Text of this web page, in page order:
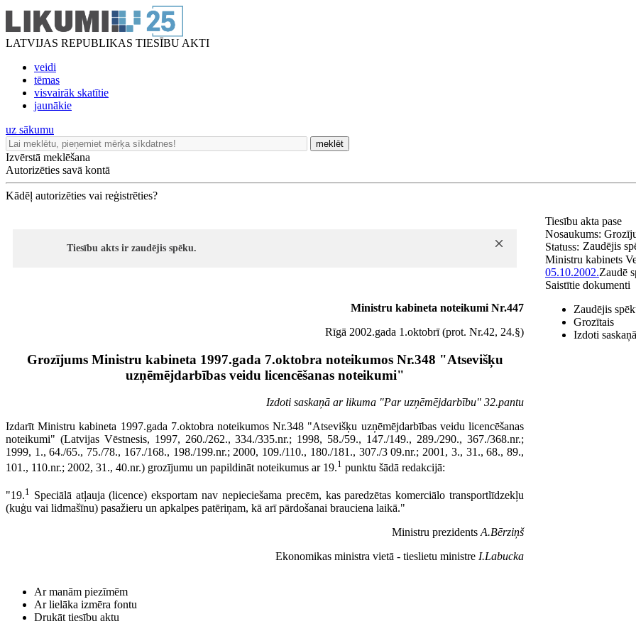
LATVIJAS REPUBLIKAS TIESĪBU AKTI
veidi
tēmas
visvairāk skatītie
jaunākie
uz sākumu
meklēt
Izvērstā meklēšana
Autorizēties savā kontā
Kādēļ autorizēties vai reģistrēties?
Tiesību akts ir zaudējis spēku.
Ministru kabineta noteikumi Nr.447
Rīgā 2002.gada 1.oktobrī (prot. Nr.42, 24.§)
Grozījums Ministru kabineta 1997.gada 7.oktobra noteikumos Nr.348 "Atsevišķu
uzņēmējdarbības veidu licencēšanas noteikumi"
Izdoti saskaņā ar likuma "Par uzņēmējdarbību" 32.pantu
Izdarīt Ministru kabineta 1997.gada 7.oktobra noteikumos Nr.348 "Atsevišķu uzņēmējdarbības veidu licencēšanas
noteikumi" (Latvijas Vēstnesis, 1997, 260./262., 334./335.nr.; 1998, 58./59., 147./149., 289./290., 367./368.nr.;
1999, 1., 64./65., 75./78., 167./168., 198./199.nr.; 2000, 109./110., 180./181., 307./3 09.nr.; 2001, 3., 31., 68., 89.,
101., 110.nr.; 2002, 31., 40.nr.) grozījumu un papildināt noteikumus ar 19.1 punktu šādā redakcijā:
"19.1
Speciālā atļauja (licence) eksportam nav nepieciešama precēm, kas paredzētas komerciālo transportlīdzekļu
(kuģu vai lidmašīnu) pasažieru un apkalpes patēriņam, kā arī pārdošanai brauciena laikā."
Ministru prezidents A.Bērziņš
Ekonomikas ministra vietā - tieslietu ministre I.Labucka
Tiesību akta pase
Nosaukums:
Statuss: Zaudējis
Ministru kabinets
05.10.2002.Zaudē
Saistītie dokumenti
Zaudējis
Grozītais
Izdoti
Ar manām piezīmēm
Ar lielāka izmēra fontu
Drukāt tiesību aktu